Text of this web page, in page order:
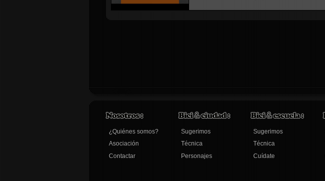
¿Quiénes somos?
Asociación
Contactar
Sugerimos
Técnica
Personajes
Sugerimos
Técnica
Cuídate